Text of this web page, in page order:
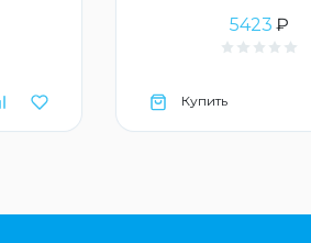
5423 ₽
Купить